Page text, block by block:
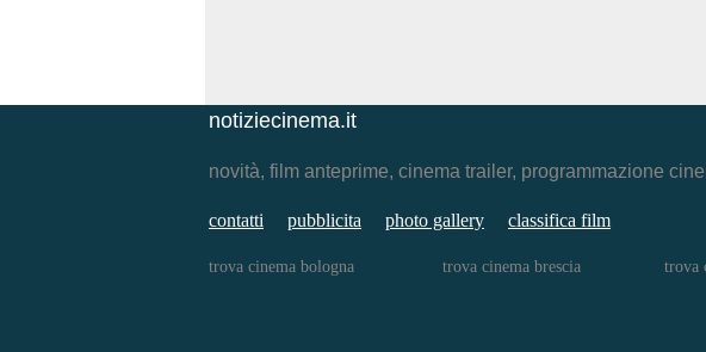
notiziecinema.it
novità, film anteprime, cinema trailer, programmazione
contatti pubblicita photo gallery classifica film
trova cinema bologna trova cinema brescia trova